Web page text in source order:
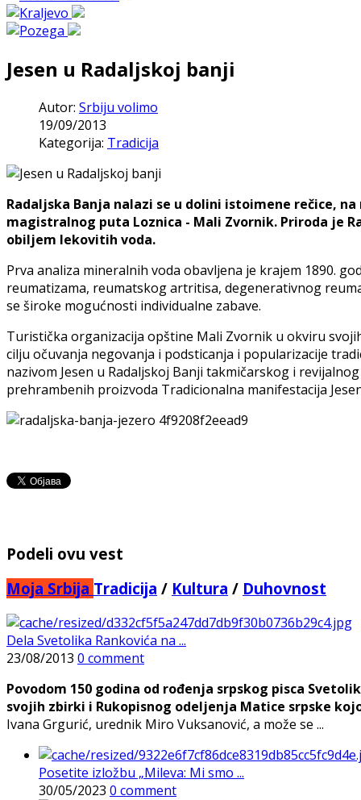
Jesen u Radaljskoj banji
Autor: Srbiju volimo
19/09/2013
Kategorija: Tradicija
Radaljska Banja nalazi se u dolini istoimene rečice,
magistralnog puta Loznica - Mali Zvornik. Priroda je
obiljem lekovitih voda.
Prva analiza mineralnih voda obavljena je krajem 1890.
reumatizama, reumatskog artritisa, degenerativnog
se široke mogućnosti individualne zabave.
Turistička organizacija opštine Mali Zvornik u okviru
cilju očuvanja negovanja i podsticanja i popularizacije
nazivom Jesen u Radaljskoj Banji takmičarskog i
prehrambenih proizvoda Tradicionalna manifestacija
Podeli ovu vest
Moja Srbija Tradicija / Kultura / Duhovnost
Dela Svetolika Rankovića na ...
23/08/2013 0 comment
Povodom 150 godina od rođenja srpskog pisca
svojih zbirki i Rukopisnog odeljenja Matice srpske
Ivana Grgurić, urednik Miro Vuksanović, a može se ...
Posetite izložbu „Mileva: Mi smo ...
30/05/2023 0 comment